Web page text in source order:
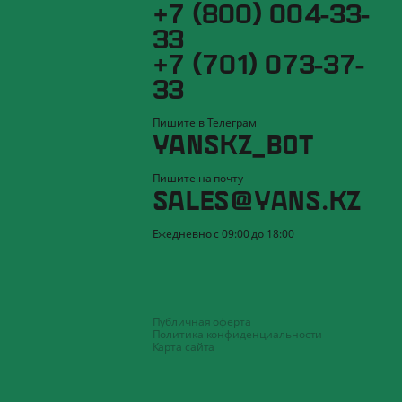
+7 (800) 004-33-
33
+7 (701) 073-37-
33
Пишите в Телеграм
YANSKZ_BOT
Пишите на почту
SALES@YANS.KZ
Ежедневно с 09:00 до 18:00
Публичная оферта
Политика конфиденциальности
Карта сайта